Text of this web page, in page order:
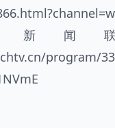
新闻
program/